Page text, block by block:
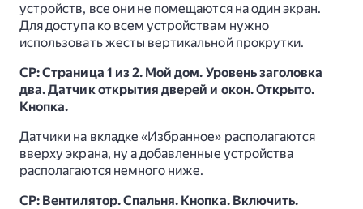
устройств, все они не помещаются на один экран.
Для доступа ко всем устройствам нужно
использовать жесты вертикальной прокрутки.
СР: Страница 1 из 2. Мой дом. Уровень заголовка
два. Датчик открытия дверей и окон. Открыто.
Кнопка.
Датчики на вкладке «Избранное» располагаются
вверху экрана, ну а добавленные устройства
располагаются немного ниже.
СР: Вентилятор. Спальня. Кнопка. Включить.